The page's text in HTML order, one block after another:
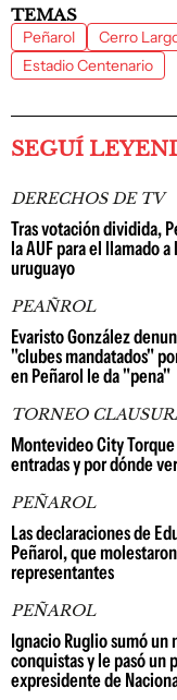
TEMAS
Peñarol Cerro
Estadio Centenario
SEGUÍ
DERECHOS DE TV
Tras votación dividida,
la AUF para el llamado
uruguayo
PEAÑROL
Evaristo González
"clubes mandatados"
en Peñarol le da "pena"
TORNEO
Montevideo City
entradas y por dónde
PEÑAROL
Las declaraciones de
Peñarol, que
representantes
PEÑAROL
Ignacio Ruglio sumó
conquistas y le pasó un
expresidente de